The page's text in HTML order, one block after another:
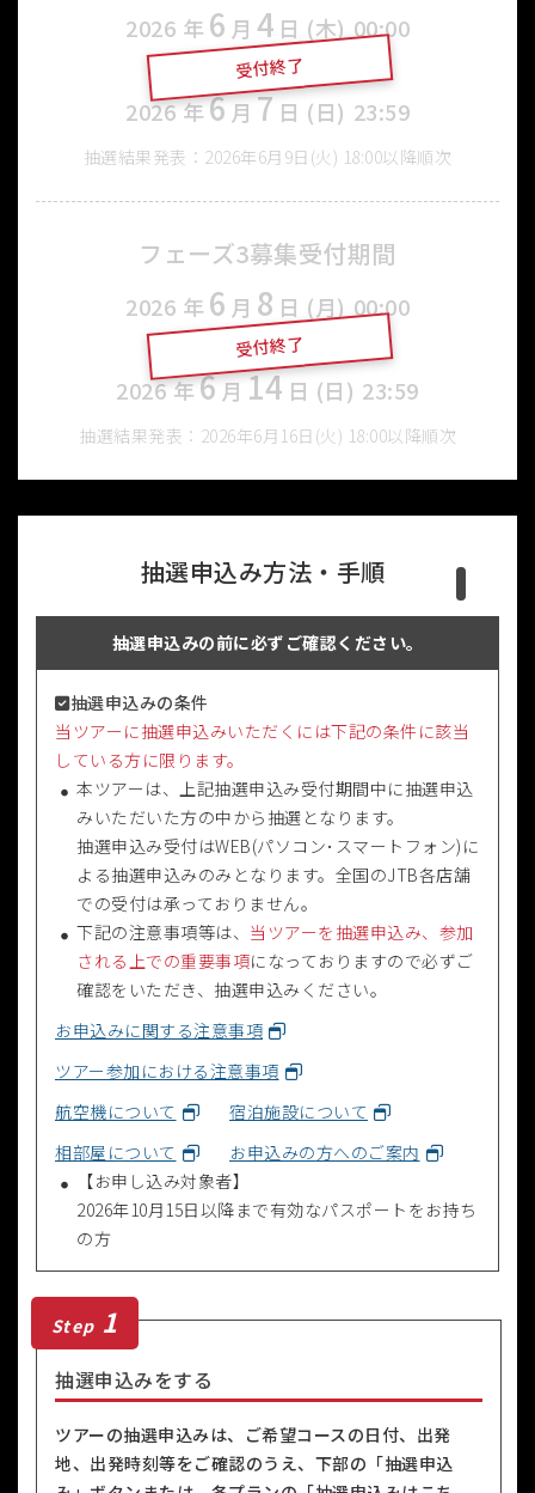
2026 年 6 月 4 日 (木) 00:00
〜
2026 年6月 7 日 (日) 23:59
受付終了
抽選結果発表：2026年6月9日(火) 18:00以降順次
フェーズ3募集受付期間
2026 年 6 月 8 日 (月) 00:00
〜
2026 年6月 14 日 (日) 23:59
受付終了
抽選結果発表：2026年6月16日(火) 18:00以降順次
抽選申込み方法・手順
抽選申込みの前に必ずご確認ください。
抽選申込みの条件
当ツアーに抽選申込みいただくには下記の条件に該当
している方に限ります。
本ツアーは、上記抽選申込み受付期間中に抽選申込
みいただいた方の中から抽選となります。
抽選申込み受付はWEB(パソコン･スマートフォン)に
よる抽選申込みのみとなります。全国のJTB各店舗
での受付は承っておりません。
下記の注意事項等は、 当ツアーを抽選申込み、参加
される上での重要事項になっておりますので必ずご
確認をいただき、抽選申込みください。
お申込みに関する注意事項
ツアー参加における注意事項
航空機について
宿泊施設について
相部屋について
お申込みの方へのご案内
【お申し込み対象者】
2026年10月15日以降まで有効なパスポートをお持ち
の方
Step 1
抽選申込みをする
ツアーの抽選申込みは、ご希望コースの日付、出発
地、出発時刻等をご確認のうえ、下部の「抽選申込